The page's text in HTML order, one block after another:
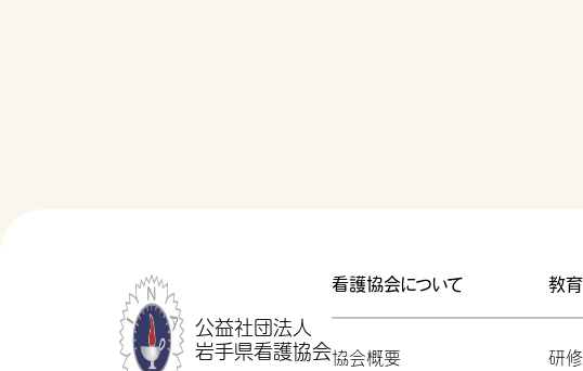
公益社団法人
岩手県看護協会
看護協会について
協会概要
教育
研